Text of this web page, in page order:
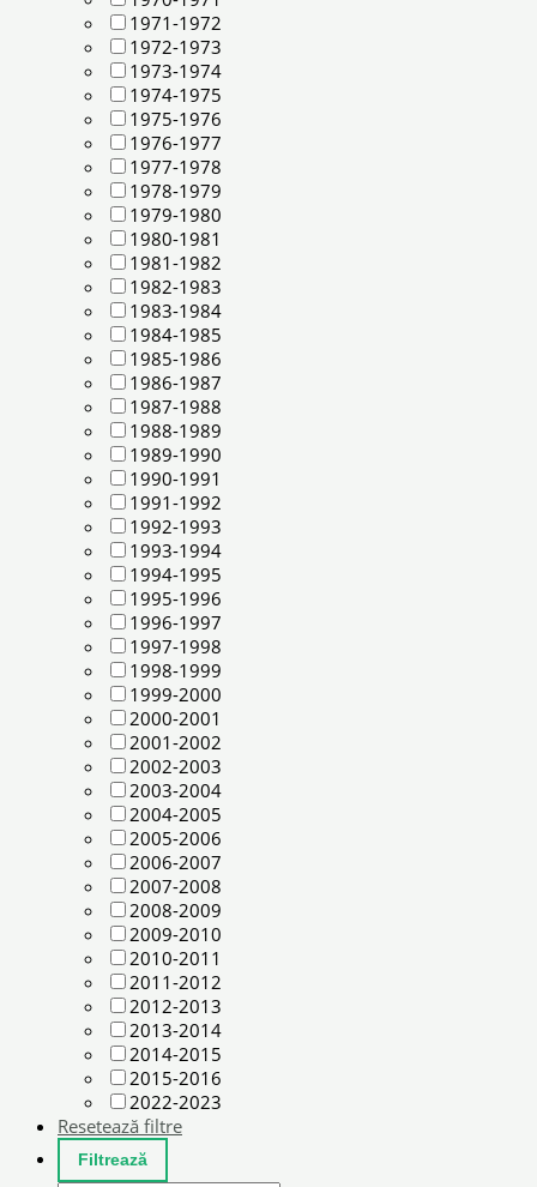
1971-1972
1972-1973
1973-1974
1974-1975
1975-1976
1976-1977
1977-1978
1978-1979
1979-1980
1980-1981
1981-1982
1982-1983
1983-1984
1984-1985
1985-1986
1986-1987
1987-1988
1988-1989
1989-1990
1990-1991
1991-1992
1992-1993
1993-1994
1994-1995
1995-1996
1996-1997
1997-1998
1998-1999
1999-2000
2000-2001
2001-2002
2002-2003
2003-2004
2004-2005
2005-2006
2006-2007
2007-2008
2008-2009
2009-2010
2010-2011
2011-2012
2012-2013
2013-2014
2014-2015
2015-2016
2022-2023
Resetează filtre